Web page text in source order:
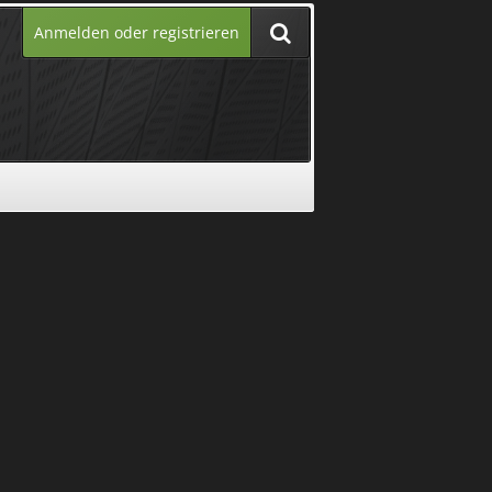
Anmelden oder registrieren